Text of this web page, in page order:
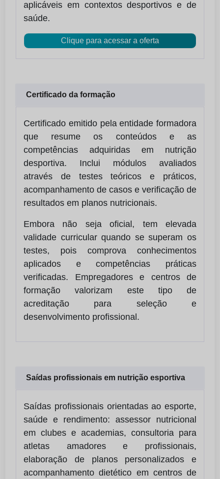
aplicáveis em contextos desportivos e de
saúde.
Clique para acessar a oferta
Certificado da formação
Certificado emitido pela entidade formadora
que resume os conteúdos e as
competências adquiridas em nutrição
desportiva. Inclui módulos avaliados
através de testes teóricos e práticos,
acompanhamento de casos e verificação de
resultados em planos nutricionais.
Embora não seja oficial, tem elevada
validade curricular quando se superam os
testes, pois comprova conhecimentos
aplicados e competências práticas
verificadas. Empregadores e centros de
formação valorizam este tipo de
acreditação para seleção e
desenvolvimento profissional.
Saídas profissionais em nutrição esportiva
Saídas profissionais orientadas ao esporte,
saúde e rendimento: assessor nutricional
em clubes e academias, consultoria para
atletas amadores e profissionais,
elaboração de planos personalizados e
acompanhamento dietético em centros de